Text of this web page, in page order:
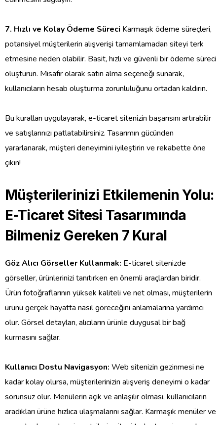
7. Hızlı ve Kolay Ödeme Süreci Karmaşık ödeme süreçleri,
potansiyel müşterilerin alışverişi tamamlamadan siteyi terk
etmesine neden olabilir. Basit, hızlı ve güvenli bir ödeme süreci
oluşturun. Misafir olarak satın alma seçeneği sunarak,
kullanıcıların hesab oluşturma zorunluluğunu ortadan kaldırın.
Bu kuralları uygulayarak, e-ticaret sitenizin başarısını artırabilir
ve satışlarınızı patlatabilirsiniz. Tasarımın gücünden
yararlanarak, müşteri deneyimini iyileştirin ve rekabette öne
çıkın!
Müşterilerinizi Etkilemenin Yolu:
E-Ticaret Sitesi Tasarımında
Bilmeniz Gereken 7 Kural
Göz Alıcı Görseller Kullanmak: E-ticaret sitenizde
görseller, ürünlerinizi tanıtırken en önemli araçlardan biridir.
Ürün fotoğraflarının yüksek kaliteli ve net olması, müşterilerin
ürünü gerçek hayatta nasıl göreceğini anlamalarına yardımcı
olur. Görsel detayları, alıcıların ürünle duygusal bir bağ
kurmasını sağlar.
Kullanıcı Dostu Navigasyon: Web sitenizin gezinmesi ne
kadar kolay olursa, müşterilerinizin alışveriş deneyimi o kadar
sorunsuz olur. Menülerin açık ve anlaşılır olması, kullanıcıların
aradıkları ürüne hızlıca ulaşmalarını sağlar. Karmaşık menüler ve